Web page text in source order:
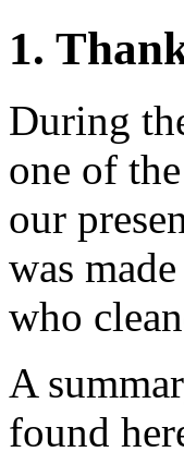
1.
During
one of
our
was
who
A
found